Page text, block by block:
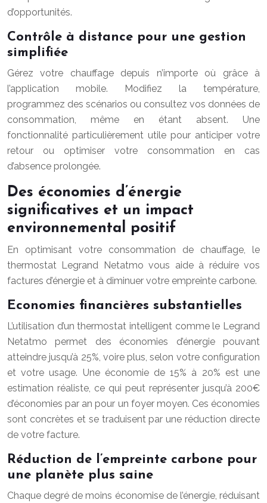
d’opportunités.
Contrôle à distance pour une gestion
simplifiée
Gérez votre chauffage depuis n’importe où grâce à
l’application mobile. Modifiez la température,
programmez des scénarios ou consultez vos données de
consommation, même en étant absent. Une
fonctionnalité particulièrement utile pour anticiper votre
retour ou optimiser votre consommation en cas
d’absence prolongée.
Des économies d’énergie
significatives et un impact
environnemental positif
En optimisant votre consommation de chauffage, le
thermostat Legrand Netatmo vous aide à réduire vos
factures d’énergie et à diminuer votre empreinte carbone.
Economies financières substantielles
L’utilisation d’un thermostat intelligent comme le Legrand
Netatmo permet des économies d’énergie pouvant
atteindre jusqu’à 25%, voire plus, selon votre configuration
et votre usage. Une économie de 15% à 20% est une
estimation réaliste, ce qui peut représenter jusqu’à 200€
d’économies par an pour un foyer moyen. Ces économies
sont concrètes et se traduisent par une réduction directe
de votre facture.
Réduction de l’empreinte carbone pour
une planète plus saine
Chaque degré de moins économise de l’énergie, réduisant